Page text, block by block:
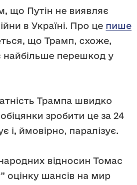
що Путін не виявляє
в Україні. Про це пише
що Трамп, схоже,
найбільше перешкод у
Трампа швидко
обіцянки зробити це за 24
і, ймовірно, паралізує.
відносин Томас
оцінку шансів на мир